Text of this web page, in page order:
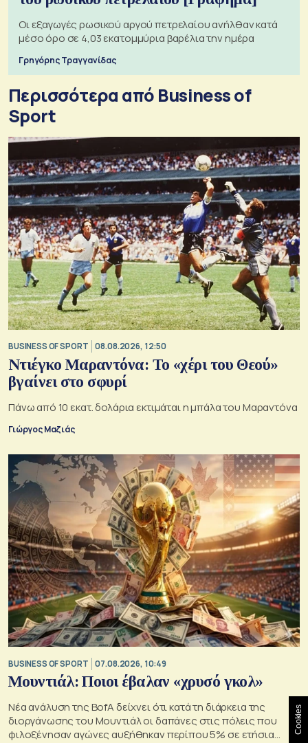
Οι εξαγωγές ρωσικού αργού πετρελαίου ανήλθαν κατά
μέσο όρο σε 4,03 εκατομμύρια βαρέλια την ημέρα
Γρηγόρης Τραγγανίδας
Περισσότερα από Business of
Sport
BUSINESS OF SPORT 08.08.2026, 12:50
Ντιέγκο Μαραντόνα: Το «χέρι του Θεού»
βγαίνει στο σφυρί
Πάνω από 10 εκατ. δολάρια εκτιμάται η μπάλα του Μαραντόνα
Γιώργος Μαζιάς
BUSINESS OF SPORT 07.08.2026, 10:49
Μουντιάλ: Ποιοι έβαλαν «χρυσό γκολ»
Νέα ανάλυση της BofA δείχνει ότι κατά τη διάρκεια της
διοργάνωσης του Μουντιάλ οι δαπάνες στις πόλεις που
φιλοξένησαν αγώνες αυξήθηκαν περίπου 5% σε ετήσια
Cookies